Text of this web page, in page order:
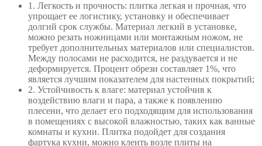
1. Легкость и прочность: плитка легкая и прочная, что
упрощает ее логистику, установку и обеспечивает
долгий срок службы. Материал легкий в установке,
можно резать ножницами или монтажным ножом, не
требует дополнительных материалов или специалистов.
Между полосами не расходится, не раздувается и не
деформируется. Процент обрези составляет 1%, что
является лучшим показателем для настенных покрытий;
2. Устойчивость к влаге: материал устойчив к
воздействию влаги и пара, а также к появлению
плесени, что делает его подходящим для использования
в помещениях с высокой влажностью, таких как ванные
комнаты и кухни. Плитка подойдет для создания
фартука кухни, можно клеить возле плиты на